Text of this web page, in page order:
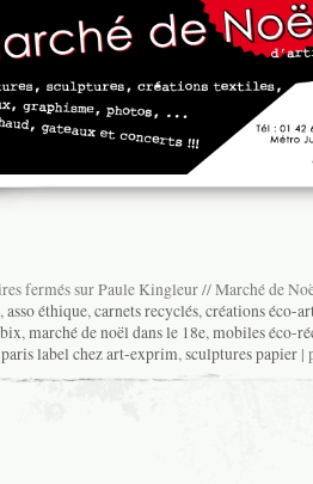
ferméssur Paule Kingleur // Marché de
, asso éthique, carnets recyclés, créations éco-
, marché de noël dans le 18e, mobiles éco-
paris label chez art-exprim, sculptures papier|